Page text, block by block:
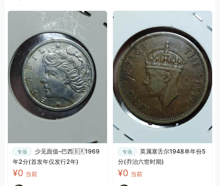
专场
少见面值–巴西🇧🇷1969
年2分(首发年仅发行2年)
¥0 当前
专场
英属塞舌尔1948单年份5
分(乔治六世时期)
¥0 当前